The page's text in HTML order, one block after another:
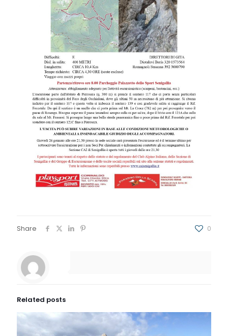
Share 0
Related posts